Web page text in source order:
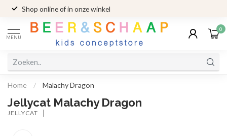
Shop online of in onze winkel
MENU
0
Home / Malachy Dragon
Jellycat Malachy Dragon
JELLYCAT